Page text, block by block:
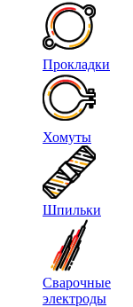
Прокладки
Хомуты
Шпильки
Сварочные
электроды